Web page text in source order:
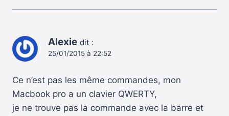
Alexie dit :
25/01/2015 à 22:52
Ce n’est pas les même commandes, mon
Macbook pro a un clavier QWERTY,
je ne trouve pas la commande avec la barre et